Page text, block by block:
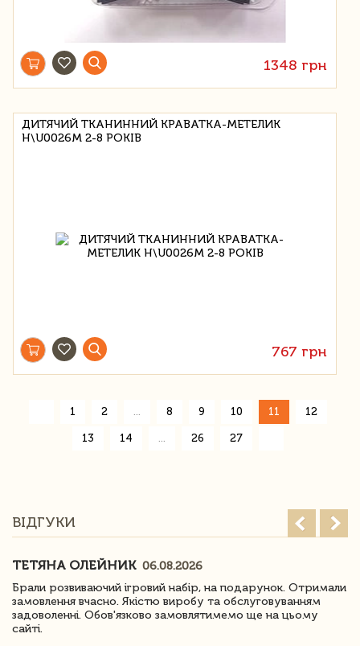
1348 грн
ДИТЯЧИЙ ТКАНИННИЙ КРАВАТКА-МЕТЕЛИК
H\U0026M 2-8 РОКІВ
767 грн
1 2 8 9 10 11 12
13 14 26 27
ВІДГУКИ
ТЕТЯНА ОЛЕЙНИК 06.08.2026
Брали розвиваючий ігровий набір, на подарунок. Отримали
замовлення вчасно. Якістю виробу та обслуговуванням
задоволенні. Обов'язково замовлятимемо ще на цьому
сайті.